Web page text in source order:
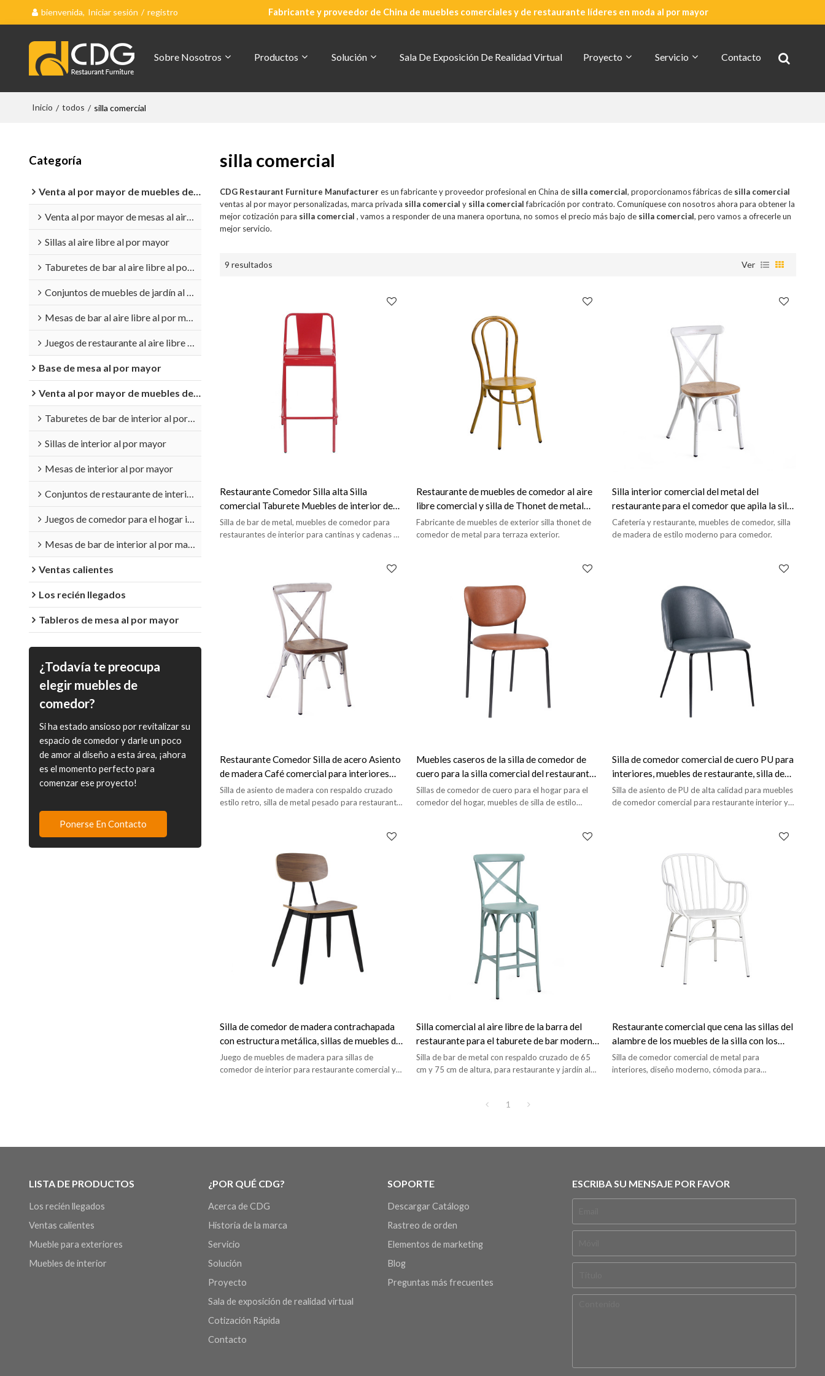
bienvenida, Iniciar sesión / registro Fabricante y proveedor de China de muebles comerciales y de restaurante líderes en moda al por mayor
Sobre Nosotros Productos Solución Sala De Exposición De Realidad Virtual Proyecto Servicio Contacto
Inicio / todos / silla comercial
Categoría
Venta al por mayor de muebles de exterior
Venta al por mayor de mesas al aire libre
Sillas al aire libre al por mayor
Taburetes de bar al aire libre al por mayor
Conjuntos de muebles de jardín al por mayor
Mesas de bar al aire libre al por mayor
Juegos de restaurante al aire libre al por mayor
Base de mesa al por mayor
Venta al por mayor de muebles de interior
Taburetes de bar de interior al por mayor
Sillas de interior al por mayor
Mesas de interior al por mayor
Conjuntos de restaurante de interior al por mayor
Juegos de comedor para el hogar interior al por mayor
Mesas de bar de interior al por mayor
Ventas calientes
Los recién llegados
Tableros de mesa al por mayor
¿Todavía te preocupa
elegir muebles de
comedor?
Si ha estado ansioso por revitalizar su
espacio de comedor y darle un poco
de amor al diseño a esta área, ¡ahora
es el momento perfecto para
comenzar ese proyecto!
Ponerse En Contacto
silla comercial
CDG Restaurant Furniture Manufactureres un fabricante y proveedor profesional en China de silla comercial, proporcionamos fábricas de silla comercial
ventas al por mayor personalizadas, marca privada silla comercial y silla comercialfabricación por contrato. Comuníquese con nosotros ahora para obtener la
mejor cotización para silla comercial , vamos a responder de una manera oportuna, no somos el precio más bajo de silla comercial, pero vamos a ofrecerle un
mejor servicio.
9 resultados Ver
Restaurante Comedor Silla alta Silla
comercial Taburete Muebles de interior de
metal
Silla de bar de metal, muebles de comedor para
restaurantes de interior para cantinas y cadenas de
Restaurante de muebles de comedor al aire
libre comercial y silla de Thonet de metal
para cafetería
Fabricante de muebles de exterior silla thonet de
comedor de metal para terraza exterior.
Silla interior comercial del metal del
restaurante para el comedor que apila la silla
de comedor
Cafetería y restaurante, muebles de comedor, silla
de madera de estilo moderno para comedor.
Restaurante Comedor Silla de acero Asiento
de madera Café comercial para interiores
Silla de comedor
Silla de asiento de madera con respaldo cruzado
estilo retro, silla de metal pesado para restaurante
Muebles caseros de la silla de comedor de
cuero para la silla comercial del restaurante
del comedor
Sillas de comedor de cuero para el hogar para el
comedor del hogar, muebles de silla de estilo
Silla de comedor comercial de cuero PU para
interiores, muebles de restaurante, silla de
comedor Vintage
Silla de asiento de PU de alta calidad para muebles
de comedor comercial para restaurante interior y
Silla de comedor de madera contrachapada
con estructura metálica, sillas de muebles de
madera para restaurante comercial
Juego de muebles de madera para sillas de
comedor de interior para restaurante comercial y
Silla comercial al aire libre de la barra del
restaurante para el taburete de bar moderno
de la barra y de la cafetería
Silla de bar de metal con respaldo cruzado de 65
cm y 75 cm de altura, para restaurante y jardín al
Restaurante comercial que cena las sillas del
alambre de los muebles de la silla con los
apoyabrazos para la tienda del café
Silla de comedor comercial de metal para
interiores, diseño moderno, cómoda para
1
LISTA DE PRODUCTOS
Los recién llegados
Ventas calientes
Mueble para exteriores
Muebles de interior
¿POR QUÉ CDG?
Acerca de CDG
Historia de la marca
Servicio
Solución
Proyecto
Sala de exposición de realidad virtual
Cotización Rápida
Contacto
SOPORTE
Descargar Catálogo
Rastreo de orden
Elementos de marketing
Blog
Preguntas más frecuentes
ESCRIBA SU MENSAJE POR FAVOR